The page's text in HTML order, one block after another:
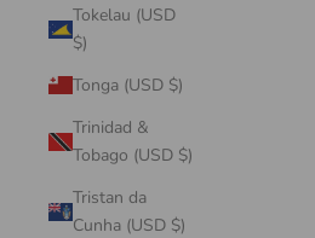
Tokelau (USD
$)
Tonga (USD $)
Trinidad &
Tobago (USD $)
Tristan da
Cunha (USD $)